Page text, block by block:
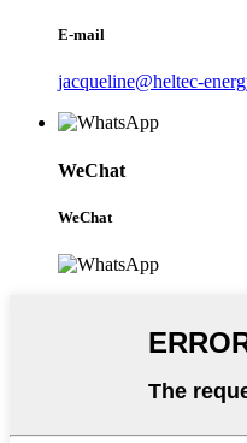
E-mail
jacqueline@heltec-
WeChat
WeChat